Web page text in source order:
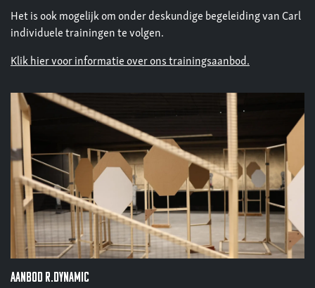
Het is ook mogelijk om onder deskundige begeleiding van Carl
individuele trainingen te volgen.
Klik hier voor informatie over ons trainingsaanbod.
aanbod R.dynamic